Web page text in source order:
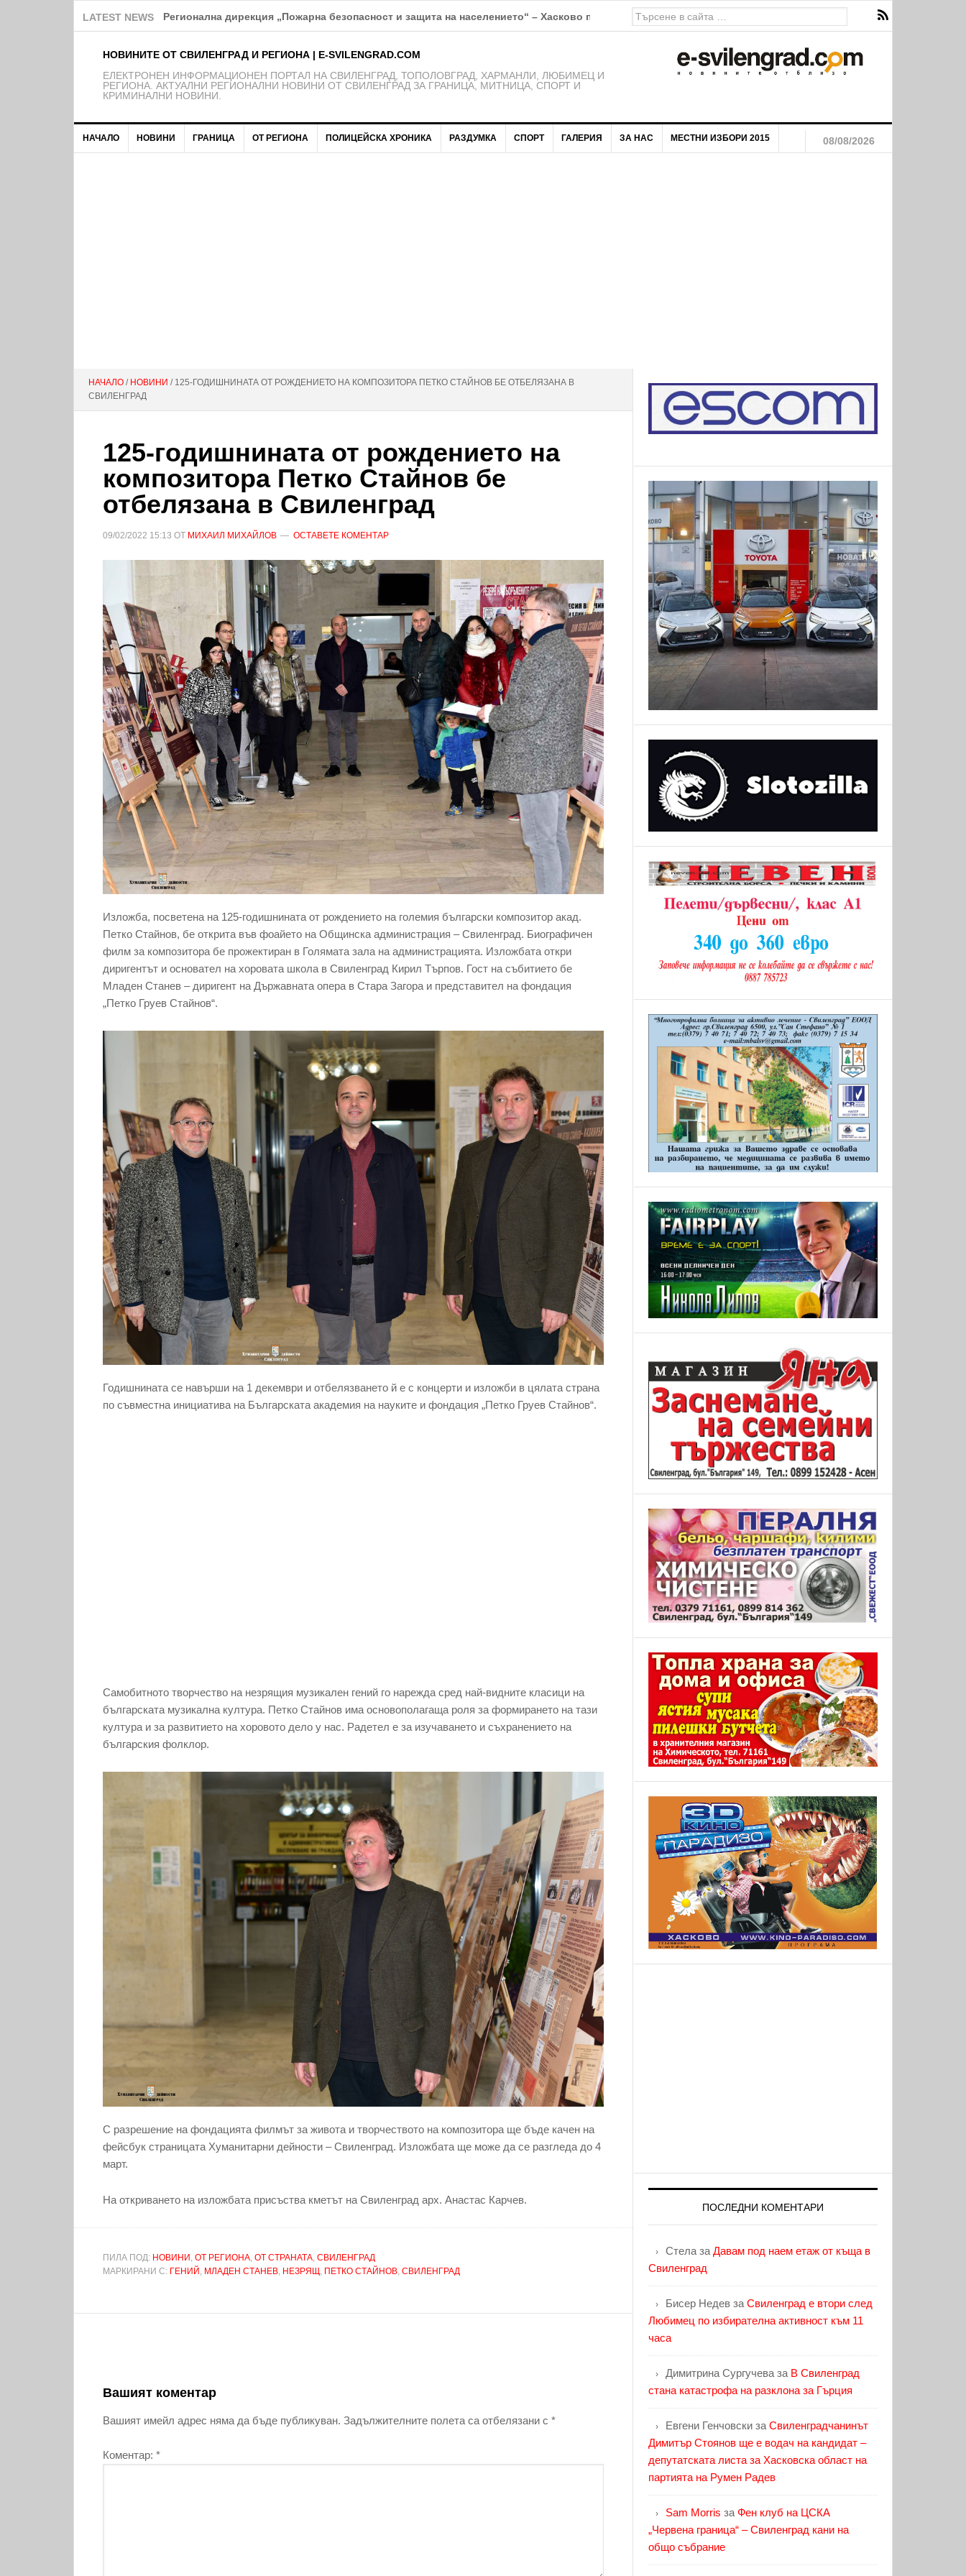
LATEST NEWS Над 150 деца от школата на ФК Свиленград – 1921 получават нови екипи
НОВИНИТЕ ОТ СВИЛЕНГРАД И РЕГИОНА | E-SVILENGRAD.COM
EЛЕКТРОНЕН ИНФОРМАЦИОНЕН ПОРТАЛ НА СВИЛЕНГРАД, ТОПОЛОВГРАД, ХАРМАНЛИ, ЛЮБИМЕЦ И
РЕГИОНА. АКТУАЛНИ РЕГИОНАЛНИ НОВИНИ ОТ СВИЛЕНГРАД ЗА ГРАНИЦА, МИТНИЦА, СПОРТ И
КРИМИНАЛНИ НОВИНИ.
НАЧАЛО НОВИНИ ГРАНИЦА ОТ РЕГИОНА ПОЛИЦЕЙСКА ХРОНИКА РАЗДУМКА СПОРТ ГАЛЕРИЯ ЗА НАС МЕСТНИ ИЗБОРИ 2015 08/08/2026
НАЧАЛО / НОВИНИ / 125-ГОДИШНИНАТА ОТ РОЖДЕНИЕТО НА КОМПОЗИТОРА ПЕТКО СТАЙНОВ БЕ ОТБЕЛЯЗАНА В
СВИЛЕНГРАД
125-годишнината от рождението на
композитора Петко Стайнов бе
отбелязана в Свиленград
09/02/2022 15:13 ОТ МИХАИЛ МИХАЙЛОВ ОСТАВЕТЕ КОМЕНТАР
Изложба, посветена на 125-годишнината от рождението на големия български композитор акад.
Петко Стайнов, бе открита във фоайето на Общинска администрация – Свиленград. Биографичен
филм за композитора бе прожектиран в Голямата зала на администрацията. Изложбата откри
диригентът и основател на хоровата школа в Свиленград Кирил Търпов. Гост на събитието бе
Младен Станев – диригент на Държавната опера в Стара Загора и представител на фондация
„Петко Груев Стайнов“.
Годишнината се навърши на 1 декември и отбелязването й е с концерти и изложби в цялата страна
по съвместна инициатива на Българската академия на науките и фондация „Петко Груев Стайнов“.
Самобитното творчество на незрящия музикален гений го нарежда сред най-видните класици на
българската музикална култура. Петко Стайнов има основополагаща роля за формирането на тази
култура и за развитието на хоровото дело у нас. Радетел е за изучаването и съхранението на
българския фолклор.
С разрешение на фондацията филмът за живота и творчеството на композитора ще бъде качен на
фейсбук страницата Хуманитарни дейности – Свиленград. Изложбата ще може да се разгледа до 4
март.
На откриването на изложбата присъства кметът на Свиленград арх. Анастас Карчев.
ПИЛА ПОД: НОВИНИ ОТ РЕГИОНА ОТ СТРАНАТА СВИЛЕНГРАД
МАРКИРАНИ С: ГЕНИЙ МЛАДЕН СТАНЕВ НЕЗРЯЩ ПЕТКО СТАЙНОВ СВИЛЕНГРАД
Вашият коментар
Вашият имейл адрес няма да бъде публикуван. Задължителните полета са отбелязани с *
Коментар: *
ПОСЛЕДНИ КОМЕНТАРИ
Стела за Давам под наем етаж от къща в
Свиленград
Бисер Недев за Свиленград е втори след
Любимец по избирателна активност към 11
часа
Димитрина Сургучева за В Свиленград
стана катастрофа на разклона за Гърция
Евгени Генчовски за Свиленградчанинът
Димитър Стоянов ще е водач на кандидат –
депутатската листа за Хасковска област на
партията на Румен Радев
Sam Morris за Фен клуб на ЦСКА
„Червена граница“ – Свиленград кани на
общо събрание